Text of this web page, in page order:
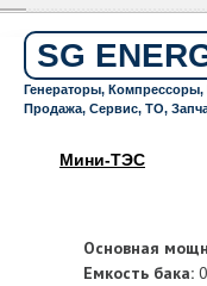
SG
Генераторы,
Продажа, Сервис, ТО,
Мини-ТЭС
Основная
Емкость бака: